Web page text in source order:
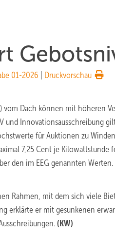
01-2026 Druckvorschau
vom Dach können mit höheren
und Innovationsausschreibung
für Auktionen zu
7,25 Cent je Kilowattstunde
den im EEG genannten
Rahmen, mit dem sich viele
erklärte er mit gesunkenen
(KW)